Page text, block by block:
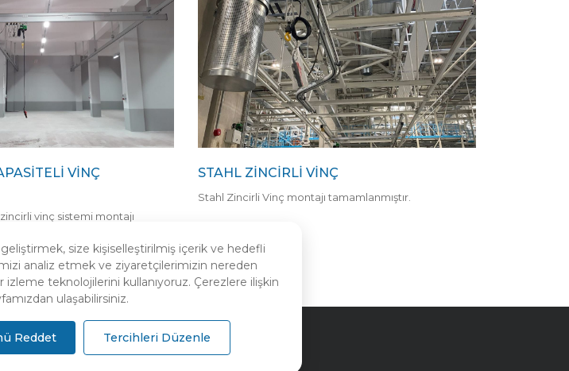
size kişiselleştirilmiş içerik ve hedefli
analiz etmek ve ziyaretçilerimizin nereden
teknolojilerini kullanıyoruz. Çerezlere ilişkin
ulaşabilirsiniz.
Reddet Tercihleri Düzenle
VİNÇ
vinç sistemi montajı
STAHL ZINCIRLI VINÇ
Stahl Zincirli Vinç montajı tamamlanmıştır.
Politikası Açık Rıza Beyanı